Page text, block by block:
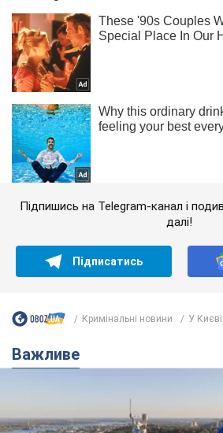
Підпишись на Telegram-канал і
далі!
Підписатись
Кримінальні новини У Києві
Важливе